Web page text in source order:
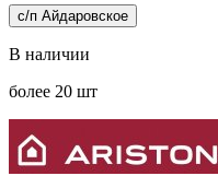
с/п Айдаровское
В наличии
более 20 шт